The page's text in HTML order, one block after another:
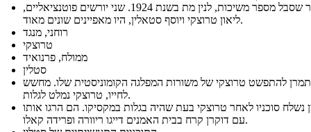
לאחר שסבל מספר משיכות, לנין מת בשנת 1924. שני יורשים פוטנציאליים,
ליאון טרוצקי ויוסף סטאלין, היו מאפיינים שונים מאוד.
רוחני, מנגד
טרוצקי
ממולח, פרנואיד
סטלין
תמרן להתפשט טרוצקי של משורות המפלגה הקומוניסטית שלו. מחשש
לחייו, טרוצקי נמלט לגלות.
נשלח סוכניו לאחר טרוצקי בעת שהיה בגלות במקסיקו. הם הרגו אותו
עם דוקרן קרח בבית האמנים דייגו ריוורה ופרידה קאלו.